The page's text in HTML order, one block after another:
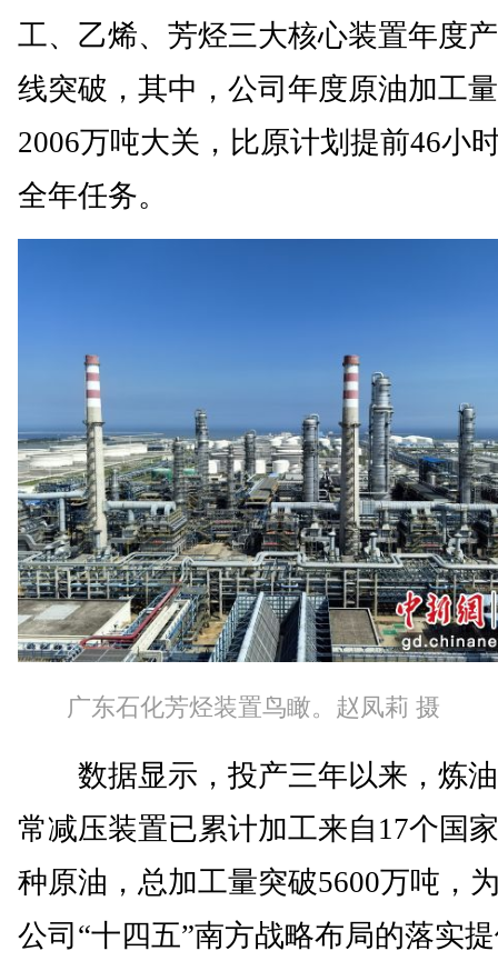
工、乙烯、芳烃三大核心装置年度
线突破，其中，公司年度原油加工
2006万吨大关，比原计划提前46小
全年任务。
广东石化芳烃装置鸟瞰。赵凤莉 摄
数据显示，投产三年以来，炼
常减压装置已累计加工来自17个国
种原油，总加工量突破5600万吨，
公司“十四五”南方战略布局的落实